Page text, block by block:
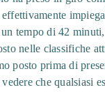
tempo di 42
nelle classifiche
posto prima di
che qualsiasi